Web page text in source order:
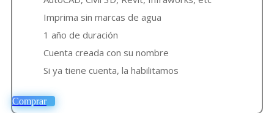
Imprima sin marcas de agua
1 año de duración
Cuenta creada con su nombre
Si ya tiene cuenta, la habilitamos
Comprar